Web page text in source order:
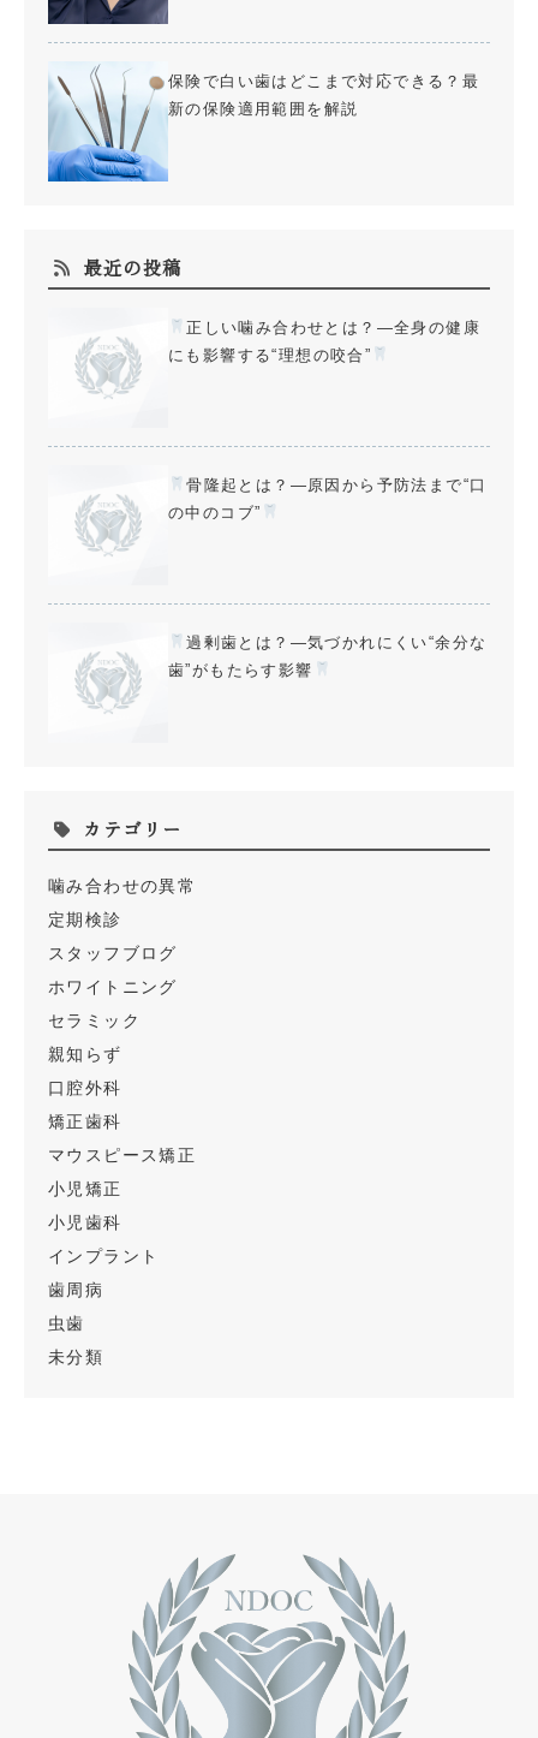
保険で白い歯はどこまで対応できる？最
新の保険適用範囲を解説
最近の投稿
正しい噛み合わせとは？—全身の健康
にも影響する“理想の咬合”
骨隆起とは？—原因から予防法まで“口
の中のコブ”
過剰歯とは？—気づかれにくい“余分な
歯”がもたらす影響
カテゴリー
噛み合わせの異常
定期検診
スタッフブログ
ホワイトニング
セラミック
親知らず
口腔外科
矯正歯科
マウスピース矯正
小児矯正
小児歯科
インプラント
歯周病
虫歯
未分類